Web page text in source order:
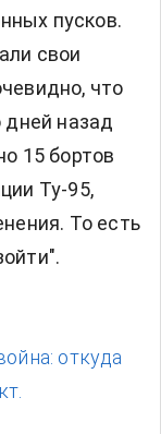
пусков.
свои
что
дней назад
15 бортов
Ту-95,
То есть
откуда